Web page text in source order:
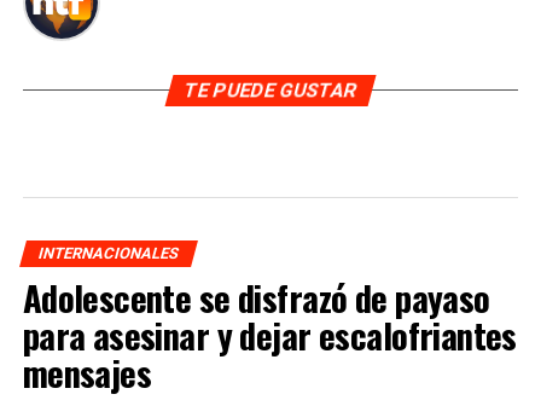
TE PUEDE GUSTAR
INTERNACIONALES
Adolescente se disfrazó de payaso
para asesinar y dejar escalofriantes
mensajes